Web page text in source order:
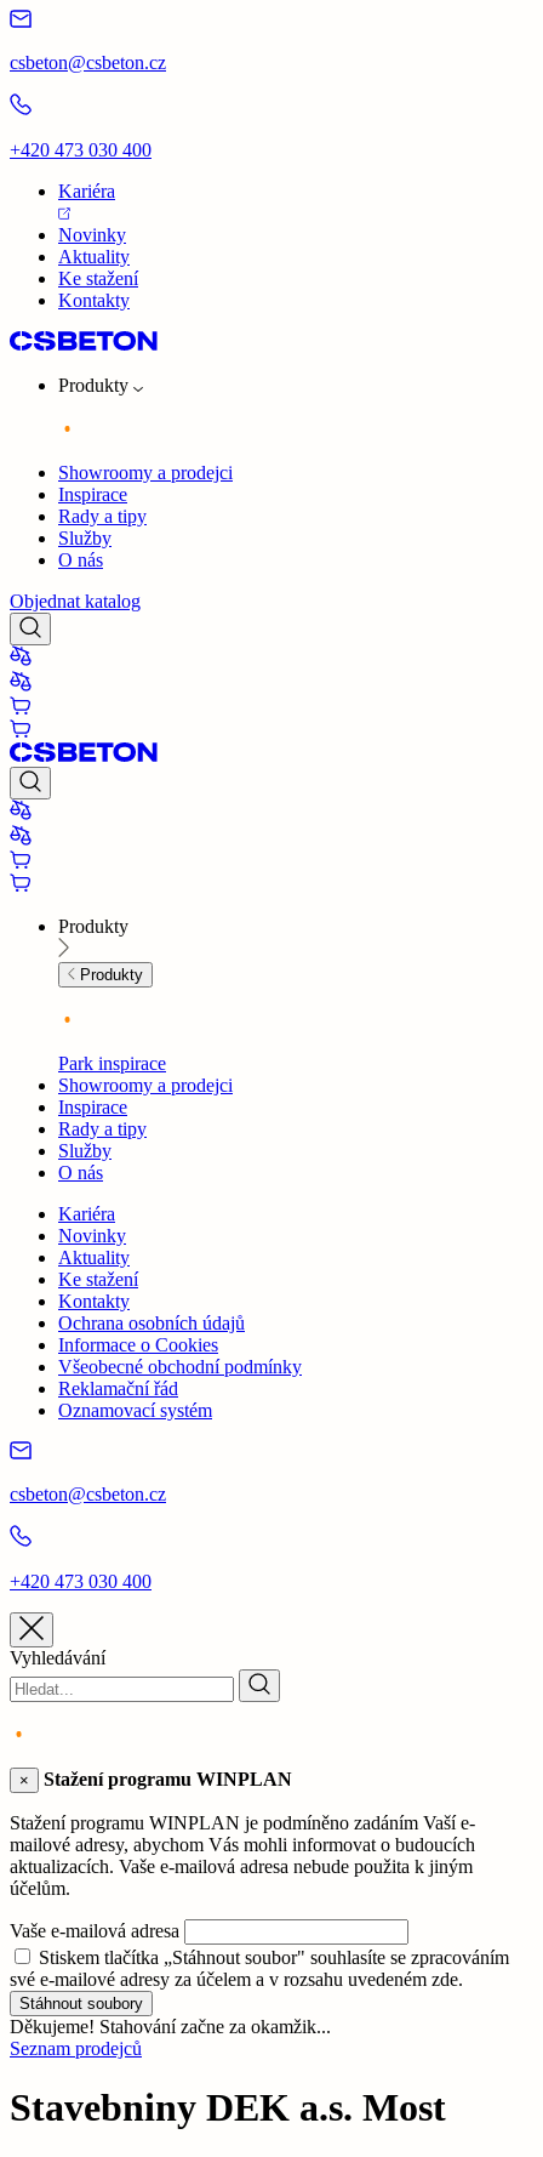
csbeton@csbeton.cz
+420 473 030 400
Kariéra
Novinky
Aktuality
Ke stažení
Kontakty
Produkty
Showroomy a prodejci
Inspirace
Rady a tipy
Služby
O nás
Objednat katalog
Produkty
Produkty
Park inspirace
Showroomy a prodejci
Inspirace
Rady a tipy
Služby
O nás
Kariéra
Novinky
Aktuality
Ke stažení
Kontakty
Ochrana osobních údajů
Informace o Cookies
Všeobecné obchodní podmínky
Reklamační řád
Oznamovací systém
csbeton@csbeton.cz
+420 473 030 400
Vyhledávání
× Stažení programu WINPLAN
Stažení programu WINPLAN je podmíněno zadáním Vaší e-
mailové adresy, abychom Vás mohli informovat o budoucích
aktualizacích. Vaše e-mailová adresa nebude použita k jiným
účelům.
Vaše e-mailová adresa
Stiskem tlačítka „Stáhnout soubor" souhlasíte se zpracováním
své e-mailové adresy za účelem a v rozsahu uvedeném zde.
Stáhnout soubory
Děkujeme! Stahování začne za okamžik...
Seznam prodejců
Stavebniny DEK a.s. Most